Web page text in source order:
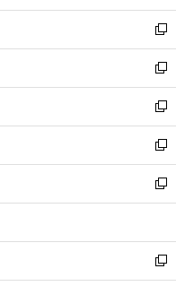
開
く
ウ
で
開
く
ン
ド
ウ
で
開
く
ウ
ィ
ン
ド
ウ
で
開
く
し
い
ウ
ィ
ン
ド
ウ
で
開
く
新
し
い
ウ
ィ
ン
ド
ウ
で
開
新
し
い
ウ
ィ
ン
ド
ウ
開
く
新
し
い
ウ
ィ
ン
ウ
で
開
新
し
い
ウ
ン
ド
ウ
新
し
ウ
ィ
ン
新